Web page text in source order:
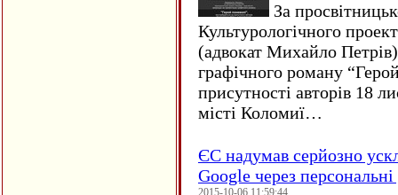
За
Культурологічного
(адвокат Михайло
графічного роману
присутності авторів 18
місті Коломиї…
ЄC надумав серйозно
Google через персональні